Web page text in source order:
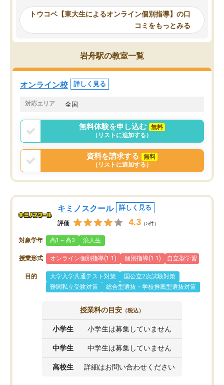
ーティングを行い、その講師で良いか
見てから講師を決定する事ができま
す。
うちの子は、初回面談の講師の方で決
オンラインツールを使用した単語帳の
共有があり宿題もそちらで出される形
でした。
言う事で講師変更の申し出があり、あ
まりに短期での変更だった為、塾に通
う事にして退会しました。遅れも取り
戻せ、授業内容や講師の方は良かった
と思います。
いなのがあり(有料)、受
ことをどんなスケジュー
くか相談したのですが、
ち期待したものではなく
くなってきたようなので
トウコベ【東大生によるオンライン個別指導】の口
コミをもっとみる
岩舟駅の教室一覧
オンライン校 詳しく見る
対応エリア 全国
無料体験を申し込む
無料
（リストに追加する）
資料を請求する
無料
（リストに追加する）
キミノスクール 詳しく見る
評価 4.3 （5件）
対象学年 高1～高3 浪人生
授業形式 オンライン個別指導(1:1) 個別指導(1:1) 自立型学習
目的 大学入学共通テスト対策
国公立2次試験対策
難関私立受験対策
総合型選抜・学校推薦型選抜対策
授業料の目安 （税込）
小学生 小学生は募集していません
中学生 中学生は募集していません
高校生 詳細はお問い合わせください